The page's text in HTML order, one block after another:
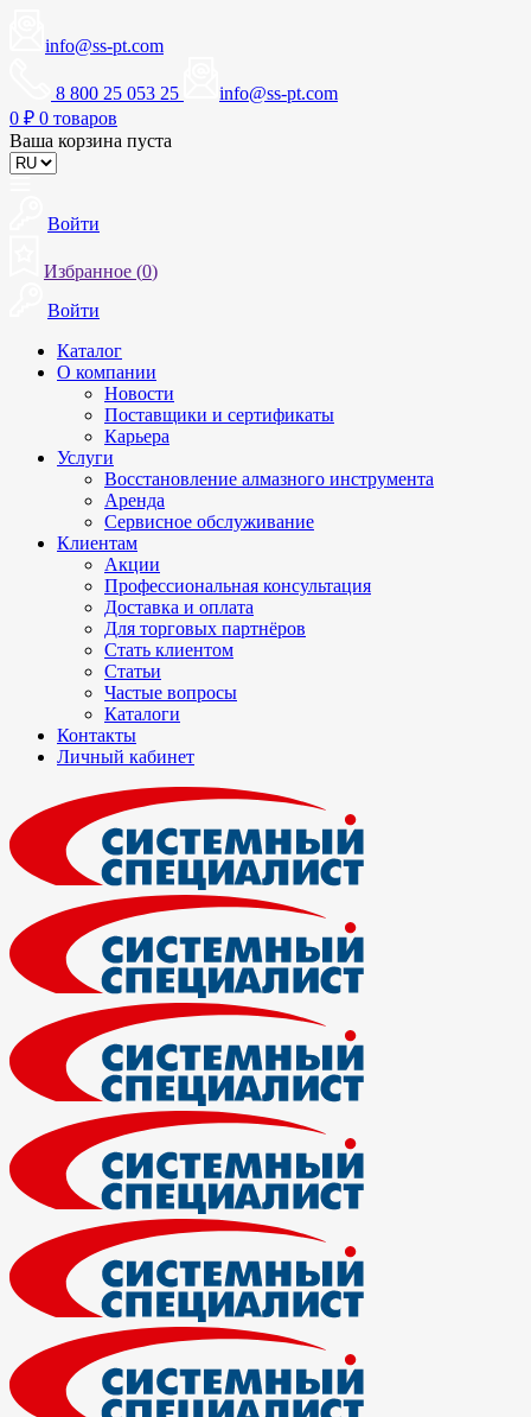
info@ss-pt.com
8 800 25 053 25
info@ss-pt.com
0 ₽ 0 товаров
Ваша корзина пуста
Войти
Избранное (0)
Войти
Каталог
О компании
Новости
Поставщики и сертификаты
Карьера
Услуги
Восстановление алмазного инструмента
Аренда
Сервисное обслуживание
Клиентам
Акции
Профессиональная консультация
Доставка и оплата
Для торговых партнёров
Стать клиентом
Статьи
Частые вопросы
Каталоги
Контакты
Личный кабинет